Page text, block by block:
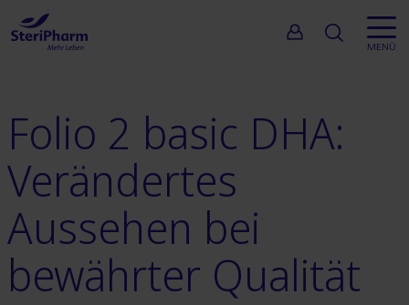
Suche
MENÜ
Folio 2 basic DHA:
Verändertes
Aussehen bei
bewährter Qualität